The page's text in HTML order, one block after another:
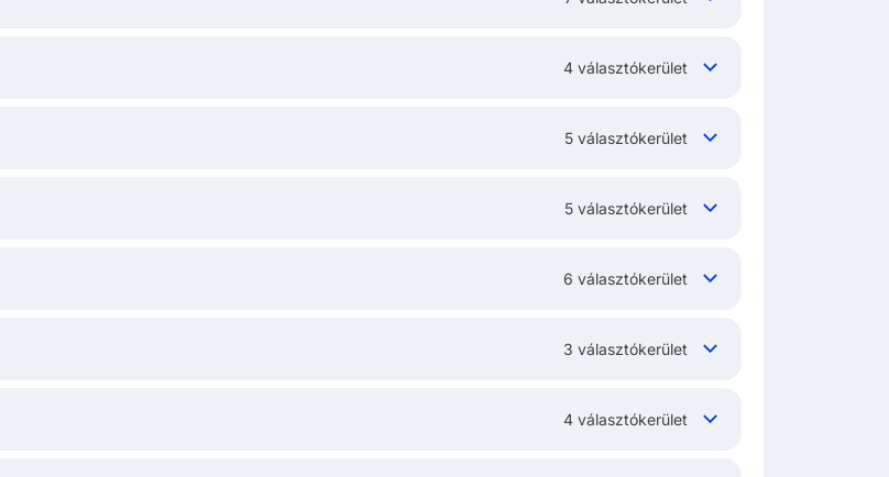
4 választókerület
5 választókerület
5 választókerület
6 választókerület
3 választókerület
4 választókerület